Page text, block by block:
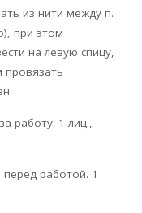
из нити между п.
при этом
на левую спицу,
провязать
работу. 1 лиц.,
работой. 1